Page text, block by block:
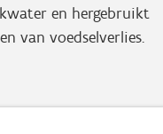
en hergebruikt
van voedselverlies.